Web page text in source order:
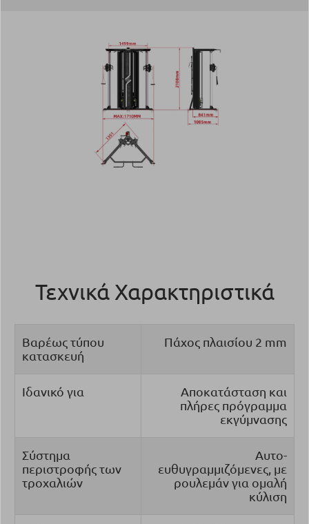
Τεχνικά Χαρακτηριστικά
Βαρέως τύπου
κατασκευή
Πάχος πλαισίου 2 mm
Ιδανικό για
Αποκατάσταση και
πλήρες πρόγραμμα
εκγύμνασης
Σύστημα
περιστροφής των
τροχαλιών
Αυτο-
ευθυγραμμιζόμενες, με
ρουλεμάν για ομαλή
κύλιση